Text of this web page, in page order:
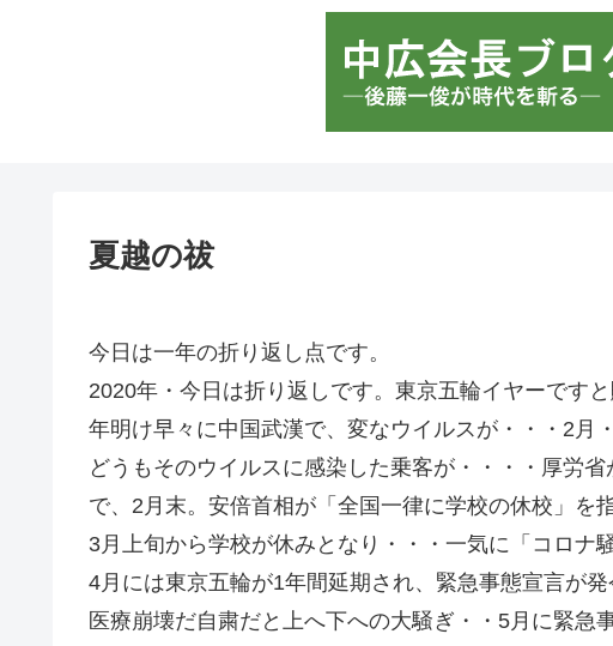
夏越の祓
今日は一年の折り返し点です。
2020年・今日は折り返しです。東京五輪イヤーです
年明け早々に中国武漢で、変なウイルスが・・・2月
どうもそのウイルスに感染した乗客が・・・・厚労省
で、2月末。安倍首相が「全国一律に学校の休校」を
3月上旬から学校が休みとなり・・・一気に「コロナ
4月には東京五輪が1年間延期され、緊急事態宣言が発
医療崩壊だ自粛だと上へ下への大騒ぎ・・5月に緊急